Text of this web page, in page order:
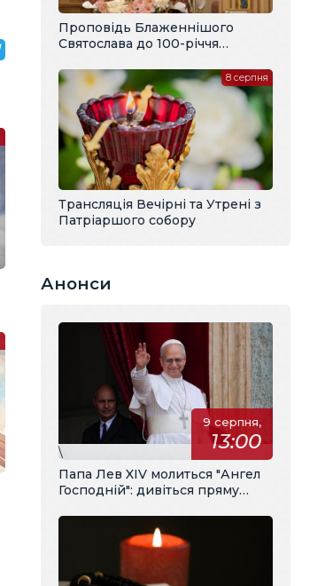
Проповідь Блаженнішого
Святослава до 100-річчя
Трансляція Вечірні та Утрені з
Патріаршого собору
8 серпня
Анонси
9 серпня,
13:00
\
Папа Лев XIV молиться "Ангел
Господній": дивіться пряму
перекладом